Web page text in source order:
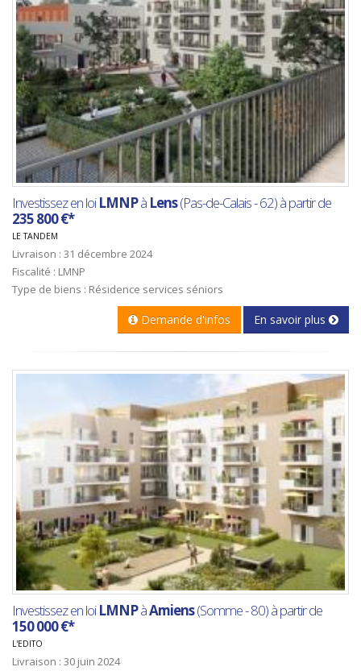
Investissez en loiLMNPà Lens(Pas-de-Calais - 62) à partir de
235 800 €*
LE TANDEM
Livraison : 31 décembre 2024
Fiscalité : LMNP
Type de biens : Résidence services séniors
Demande d'infos En savoir plus
Investissez en loiLMNPàAmiens(Somme - 80) à partir de
150 000 €*
L'EDITO
Livraison : 30 juin 2024